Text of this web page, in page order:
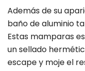
Además de su
baño de aluminio
Estas mamparas
un sellado
escape y moje el